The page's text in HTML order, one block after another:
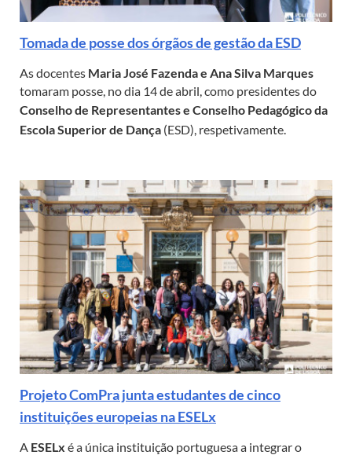
Tomada de posse dos órgãos de gestão da ESD
As docentes Maria José Fazenda e Ana Silva Marques
tomaram posse, no dia 14 de abril, como presidentes do
Conselho de Representantes e Conselho Pedagógico da
Escola Superior de Dança (ESD), respetivamente.
Projeto ComPra junta estudantes de cinco
instituições europeias na ESELx
A ESELx é a única instituição portuguesa a integrar o